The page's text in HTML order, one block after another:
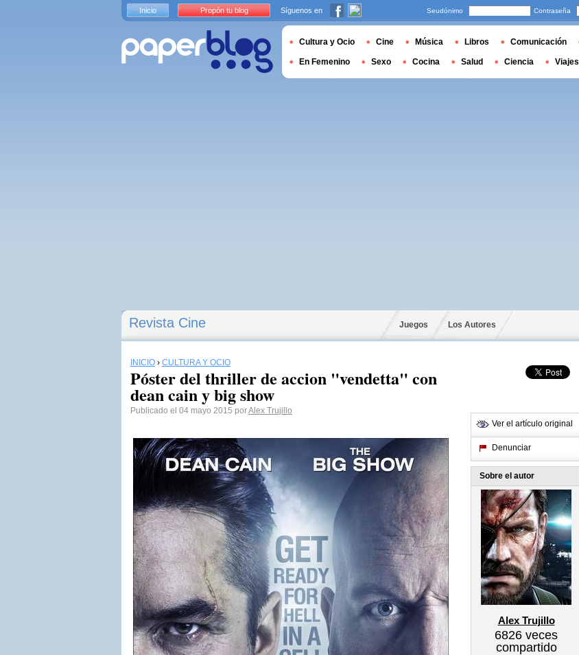
Revista Cine Juegos Los Autores
INICIO › CULTURA Y OCIO
Póster del thriller de accion "vendetta" con
dean cain y big show
Publicado el 04 mayo 2015 porAlex Trujillo
Ver el artículo original
Denunciar
Sobre el autor
Alex Trujillo
6826 veces
compartido
Inicio Propón tu blog Síguenos en Seudónimo Contraseña
Cultura y Ocio Cine Música Libros Comunicación
En Femenino Sexo Cocina Salud Ciencia Viajes